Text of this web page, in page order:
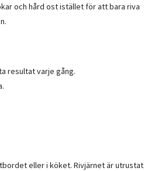
och hård ost istället för att bara riva
resultat varje gång.
eller i köket. Rivjärnet är utrustat